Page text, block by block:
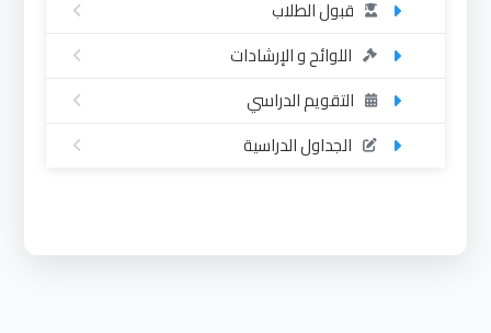
قبول الطلاب
اللوائح و الإرشادات
التقويم الدراسي
الجداول الدراسية